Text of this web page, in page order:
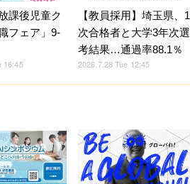
課後児童ク
フェア」9-
16:45
【教員採用】埼玉県、1
次合格者と大学3年次選
考結果…通過率88.1％
2026.7.28 Tue 12:45